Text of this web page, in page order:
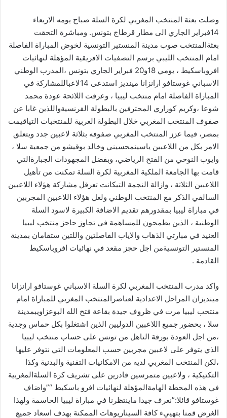
وصلت بعثة المنتخب المغربي لكرة السلة صباح يومه الاربعاء
14فبراير الجاري الى مطار قرطاج بتونس. ومباشرة التحقت
بعثةالمنتخب صوب مدينة المنستير التونسية لخوض المباراة الفاصلة
امام المنتخب الليبي برسم التصفيات الافريقية المؤهلة لنهائيات
افروباسكيط ، يومي 18و20 فبراير الجاري بتونس ،المدرب الوطني
الاسباني غوستافو ارانزانا مينديز استدعى 14لاعباللمشاركة في
المباراة الفاصلة امام منتخب ليبيا ، وعرفت اللائحة عودة محمد
شوعا ،وكريم كوراري المحترفين بالبطولة الفرنسيةواللذين غابا عن
صفوف المنتخب المغربي خلال البطولة العربية للمنتخبات التياقيمت
بمصر، فيما عزز المنتخب المغربي صفوفه بثلاثة لاعبين جدد ويتعلق
الامر بكل من اللاعبين ياسينمحسيني وخالد بوقيشو من جمعية سلا ،
وايوب النوحي من الفتح الرياضي، وبفضل المجهودات الجبارةالتي
قامت بها الجامعة الملكية المغربية لكرة السلة تمكنت من تأهيل
اللاعبين الثلاثة ، وازالة النجمة التيكانت تعرقل مشاركة هؤلاء اللاعبين
السالفي الذكر مع المنتخب الوطني ولعل هؤلاء اللاعبين المجربين
في مباراة ليبيا بمقدورهم تقديم الاضافة الكبيرة لاسود السلة
الوطنية ، الذين يطمحون للمساهمة في تجاوز حاجز منتخب ليبيا
العنيد في مبارتي الذهاب والاياب الفاصلتين واللتين ستقامان بمدينة
المنستير التونسيةمن اجل حجز مقعد في نهائيات افروباسكيط
القادمة .
واكد مدرب المنتخب المغربي لكرة السلة الاسباني غوستافو ارانزانا
مينديزان المراحل الاعدادية لعناصرالمنتخب المغربي للمباراة امام
منتخب ليبيا مرت في ظروف جيدة بقاعة فتح الله البوعزاويبمدينة
سلا ، بحضور جميع اللاعبين الدوليين الذين اشتغلوا بكل حماس وجدية
،من اجل العودة بورقة التاهل من تونس على حساب منتخب ليبيا
الذي يتوفر على لاعبين مجربين حسب المعلومات التي نتوفر عليها
،لكن المنتخب المغربي لديه من الامكانيات التقنية والبدنية وكذا
التكتيكية ، ولاعبين متمرسين قادرين على تشريف كرة السلةالمغربية
في هذه المحطة الهامةالمؤهلة لنهائيات افرو باسكيط “”واضاف
غوستافو قائلا:”نعرف جيدا ماينتظرنا في مباراة ليبيا الحاسمة ولهذا
الغرض قمنا بتهييء كافة السيناريوهات الممكنة بهدف اسعاد جميع